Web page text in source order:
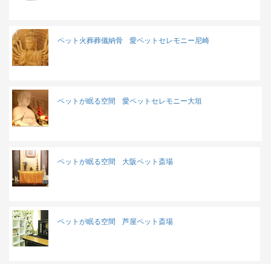
ペット火葬葬儀納骨 愛ペットセレモニー尼崎
ペットが眠る空間 愛ペットセレモニー大垣
ペットが眠る空間 大阪ペット斎場
ペットが眠る空間 芦屋ペット斎場